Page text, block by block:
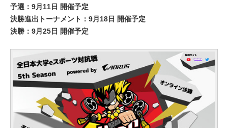
予選：9月11日 開催予定
決勝進出トーナメント：9月18日 開催予定
決勝：9月25日 開催予定